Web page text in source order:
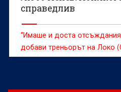
справедлив
“Имаше и доста
добави треньорът на Локо